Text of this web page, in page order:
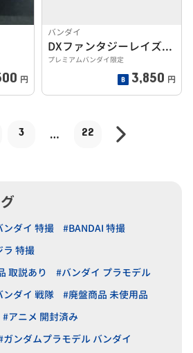
円
バンダイ
DXファンタジーレイズバックル
プレミアムバンダイ限定
3,850 円
3 … 22
ンダイ 特撮
#BANDAI 特撮
ラ 特撮
取説あり
#バンダイ プラモデル
ンダイ 戦隊
#廃盤商品 未使用品
#アニメ 開封済み
ガンダムプラモデル バンダイ